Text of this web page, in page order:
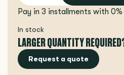
Pay in 3 installments with
In stock
LARGER QUANTITY
Request a quote